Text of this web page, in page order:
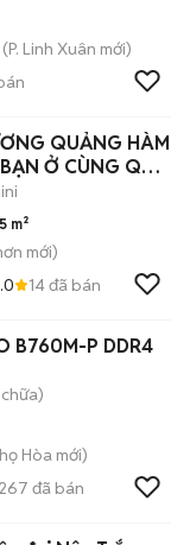
(P. Linh Xuân mới)
QUẢNG HÀM
Ở CÙNG QUÁ
m²
mới)
14đã bán
B760M-P DDR4
Hòa mới)
267 đã bán